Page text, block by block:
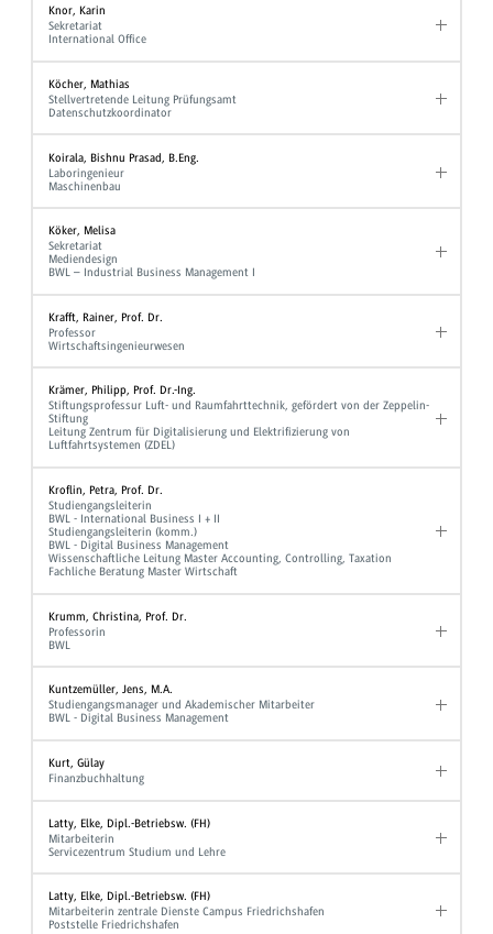
Knor, Karin
Sekretariat
International Office
Köcher, Mathias
Stellvertretende Leitung Prüfungsamt
Datenschutzkoordinator
Koirala, Bishnu Prasad, B.Eng.
Laboringenieur
Maschinenbau
Köker, Melisa
Sekretariat
Mediendesign
BWL – Industrial Business Management I
Krafft, Rainer, Prof. Dr.
Professor
Wirtschaftsingenieurwesen
Krämer, Philipp, Prof. Dr.-Ing.
Stiftungsprofessur Luft- und Raumfahrttechnik, gefördert von der Zeppelin-
Stiftung
Leitung Zentrum für Digitalisierung und Elektrifizierung von
Luftfahrtsystemen (ZDEL)
Kroflin, Petra, Prof. Dr.
Studiengangsleiterin
BWL - International Business I + II
Studiengangsleiterin (komm.)
BWL - Digital Business Management
Wissenschaftliche Leitung Master Accounting, Controlling, Taxation
Fachliche Beratung Master Wirtschaft
Krumm, Christina, Prof. Dr.
Professorin
BWL
Kuntzemüller, Jens, M.A.
Studiengangsmanager und Akademischer Mitarbeiter
BWL - Digital Business Management
Kurt, Gülay
Finanzbuchhaltung
Latty, Elke, Dipl.-Betriebsw. (FH)
Mitarbeiterin
Servicezentrum Studium und Lehre
Latty, Elke, Dipl.-Betriebsw. (FH)
Mitarbeiterin zentrale Dienste Campus Friedrichshafen
Poststelle Friedrichshafen